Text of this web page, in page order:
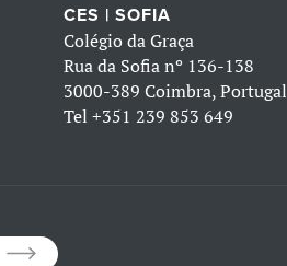
CES | SOFIA
Colégio da Graça
Rua da Sofia nº 136-138
3000-389 Coimbra, Portugal
Tel +351 239 853 649